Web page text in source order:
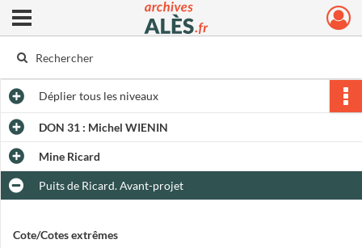
Archives municipales d'Alès
Ouvrir le menu déroulant
Dépliertous les niveaux
DON 31 : Michel WIENIN
Mine Ricard
Puits de Ricard. Avant-projet
Cote/Cotes extrêmes